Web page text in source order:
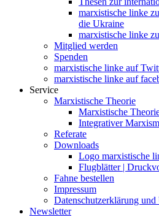
marxistische linke
die Ukraine
marxistische linke
Mitglied werden
Spenden
marxistische linke auf
marxistische linke auf
Service
Marxistische Theorie
Marxistische
Integrativer
Referate
Downloads
Logo marxistische
Flugblätter |
Fahne bestellen
Impressum
Datenschutzerklärung und
Newsletter